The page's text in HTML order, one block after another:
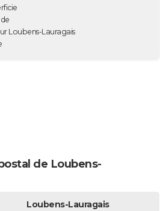
Loubens-Lauragais
de Loubens-
Loubens-Lauragais